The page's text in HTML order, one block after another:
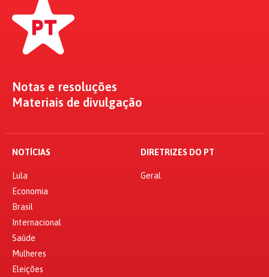
Notas e resoluções
Materiais de divulgação
NOTÍCIAS
Lula
Economia
Brasil
Internacional
Saúde
Mulheres
Eleições
DIRETRIZES DO PT
Geral